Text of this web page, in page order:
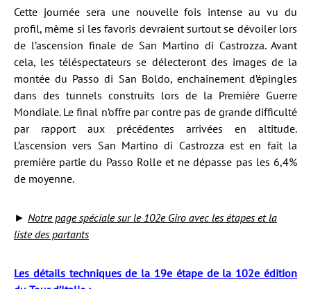
Cette journée sera une nouvelle fois intense au vu du
profil, même si les favoris devraient surtout se dévoiler lors
de l’ascension finale de San Martino di Castrozza. Avant
cela, les téléspectateurs se délecteront des images de la
montée du Passo di San Boldo, enchaînement d’épingles
dans des tunnels construits lors de la Première Guerre
Mondiale. Le final n’offre par contre pas de grande difficulté
par rapport aux précédentes arrivées en altitude.
L’ascension vers San Martino di Castrozza est en fait la
première partie du Passo Rolle et ne dépasse pas les 6,4%
de moyenne.
► Notre page spéciale sur le 102e Giro avec les étapes et la
liste des partants
Les détails techniques de la 19e étape de la 102e édition